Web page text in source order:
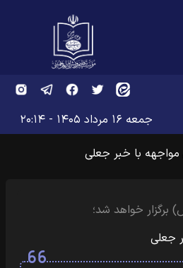
جمعه ۱۶ مرداد ۱۴۰۵ - ۲۰:۱۴
با خبر جعلی
برگزار خواهد شد؛
جعلی